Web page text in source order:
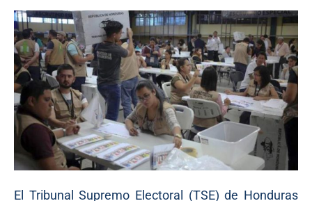
El Tribunal Supremo Electoral (TSE) de Honduras